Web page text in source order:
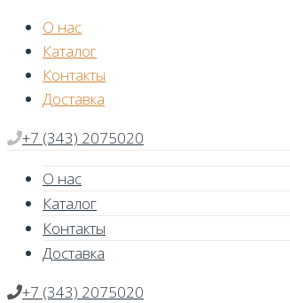
Skip
content
О нас
Каталог
Контакты
Доставка
+7 (343) 2075020
О нас
Каталог
Контакты
Доставка
+7 (343) 2075020